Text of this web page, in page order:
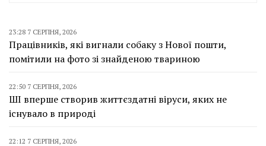
23:28 7 СЕРПНЯ, 2026
Працівників, які вигнали собаку з Нової пошти,
помітили на фото зі знайденою твариною
22:50 7 СЕРПНЯ, 2026
ШІ вперше створив життєздатні віруси, яких не
існувало в природі
22:12 7 СЕРПНЯ, 2026